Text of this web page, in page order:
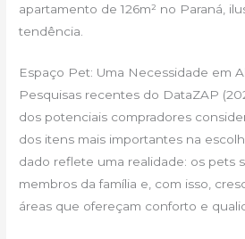
apartamento de 126m² no Paraná,
tendência.
Espaço Pet: Uma Necessidade em
Pesquisas recentes do DataZAP
dos potenciais compradores
dos itens mais importantes na
dado reflete uma realidade: os pets
membros da família e, com isso,
áreas que ofereçam conforto e